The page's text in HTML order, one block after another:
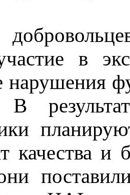
в
нарушения
В
качества и